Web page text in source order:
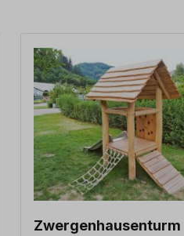
Zwergenhausenturm